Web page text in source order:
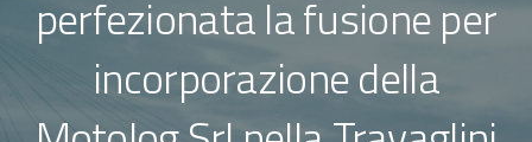
perfezionata la fusione per
incorporazione della